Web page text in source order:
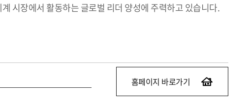
시장에서 활동하는 글로벌 리더 양성에 주력하고 있습니다.
홈페이지 바로가기